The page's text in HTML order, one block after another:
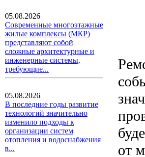
05.08.2026
Современные многоэтажные
жилые комплексы (МКР)
представляют собой
сложные архитектурные и
инженерные системы,
требующие...
05.08.2026
В последние годы развитие
технологий значительно
изменило подходы к
организации систем
отопления и водоснабжения
в...
от